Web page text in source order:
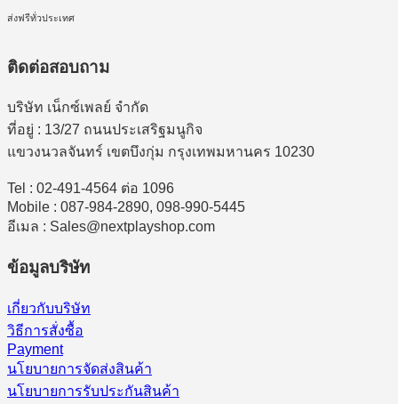
ส่งฟรีทั่วประเทศ
ติดต่อสอบถาม
บริษัท เน็กซ์เพลย์ จำกัด
ที่อยู่ : 13/27 ถนนประเสริฐมนูกิจ
แขวงนวลจันทร์ เขตบึงกุ่ม กรุงเทพมหานคร 10230
Tel : 02-491-4564 ต่อ 1096
Mobile : 087-984-2890, 098-990-5445
อีเมล : Sales@nextplayshop.com
ข้อมูลบริษัท
เกี่ยวกับบริษัท
วิธีการสั่งซื้อ
Payment
นโยบายการจัดส่งสินค้า
นโยบายการรับประกันสินค้า